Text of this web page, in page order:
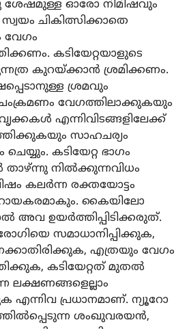
ശേഷമുള്ള ഓരോ നിമിഷവും
ചികിത്സിക്കാതെ
കടിയേറ്റയാളുടെ
കുറയ്ക്കാൻ ശ്രമിക്കണം.
ശ്രമവും
വേഗത്തിലാക്കുകയും
എന്നിവിടങ്ങളിലേക്ക്
സാഹചര്യം
കടിയേറ്റ ഭാഗം
നിൽക്കുന്നവിധം
കലർന്ന രക്തയോട്ടം
കൈയിലോ
അവ ഉയർത്തിപ്പിടിക്കരുത്.
സമാധാനിപ്പിക്കുക,
എത്രയും വേഗം
കടിയേറ്റത് മുതൽ
ലക്ഷണങ്ങളെല്ലാം
പ്രധാനമാണ്. ന്യൂറോ
ശംഖുവരയൻ,